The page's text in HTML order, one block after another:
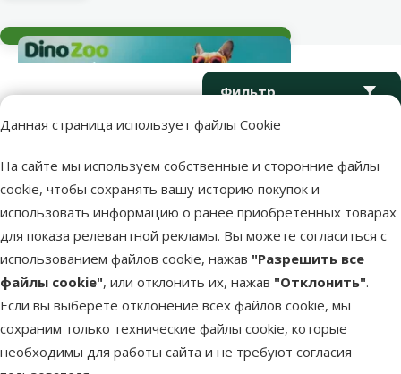
Данная страница использует файлы Cookie
На сайте мы используем собственные и сторонние файлы
cookie, чтобы сохранять вашу историю покупок и
использовать информацию о ранее приобретенных товарах
для показа релевантной рекламы. Вы можете согласиться с
использованием файлов cookie, нажав "Разрешить все
файлы cookie", или отклонить их, нажав "Отклонить".
Если вы выберете отклонение всех файлов cookie, мы
сохраним только технические файлы cookie, которые
необходимы для работы сайта и не требуют согласия
Фильтр
Продукты в категории Насосы и фильтры
Продукция не найдена
Напиши нам
eveikals@dinozoo.lv
Звони – 26 100 502
Пн.–Пт. 9:00 – 17:00